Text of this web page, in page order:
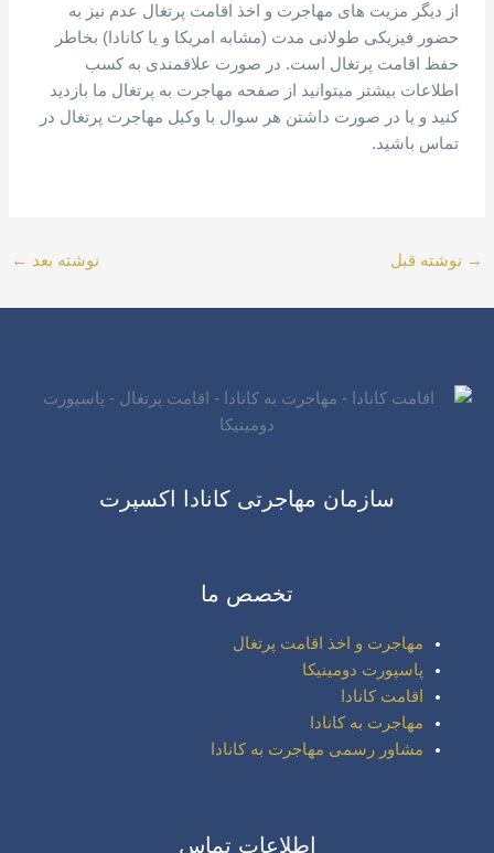
از دیگر مزیت های مهاجرت و اخذ اقامت پرتغال عدم نیز به
حضور فیزیکی طولانی مدت (مشابه امریکا و یا کانادا) بخاطر
حفظ اقامت پرتغال است. در صورت علاقمندی به کسب
اطلاعات بیشتر میتوانید از صفحه مهاجرت به پرتغال ما بازدید
کنید و یا در صورت داشتن هر سوال با وکیل مهاجرت پرتغال در
تماس باشید.
→ نوشته قبل نوشته بعد ←
سازمان مهاجرتی کانادا اکسپرت
تخصص ما
مهاجرت و اخذ اقامت پرتغال
پاسپورت دومینیکا
اقامت کانادا
مهاجرت به کانادا
مشاور رسمی مهاجرت به کانادا
اطلاعات تماس